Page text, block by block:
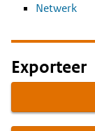
Netwerk
Exporteer